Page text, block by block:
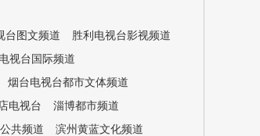
台图文频道
胜利电视台影视频道
视台国际频道
烟台电视台都市文体频道
电视台
淄博都市频道
共频道
滨州黄蓝文化频道